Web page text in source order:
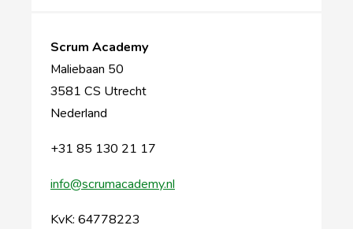
Scrum Academy
Maliebaan 50
3581 CS Utrecht
Nederland
+31 85 130 21 17
info@scrumacademy.nl
KvK: 64778223